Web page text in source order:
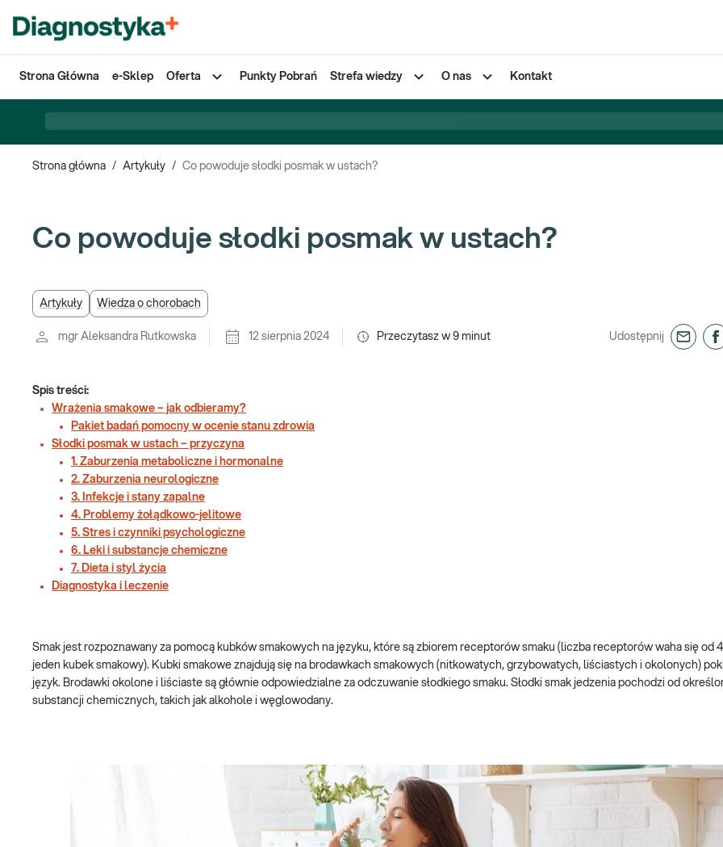
Strona Główna e-Sklep Oferta Punkty Pobrań Strefa wiedzy O nas Kontakt
Strona główna / Artykuły / Co powoduje słodki posmak w ustach?
Co powoduje słodki posmak w ustach?
Artykuły Wiedza o chorobach
mgr Aleksandra Rutkowska 12 sierpnia 2024 Przeczytasz w 9 minut Udostępnij
Spis treści:
Wrażenia smakowe – jak odbieramy?
Pakiet badań pomocny w ocenie stanu zdrowia
Słodki posmak w ustach – przyczyna
1. Zaburzenia metaboliczne i hormonalne
2. Zaburzenia neurologiczne
3. Infekcje i stany zapalne
4. Problemy żołądkowo-jelitowe
5. Stres i czynniki psychologiczne
6. Leki i substancje chemiczne
7. Dieta i styl życia
Diagnostyka i leczenie
Smak jest rozpoznawany za pomocą kubków smakowych na języku, które są zbiorem receptorów smaku (liczba receptorów waha się od
jeden kubek smakowy). Kubki smakowe znajdują się na brodawkach smakowych (nitkowatych, grzybowatych, liściastych i okolonych)
język. Brodawki okolone i liściaste są głównie odpowiedzialne za odczuwanie słodkiego smaku. Słodki smak jedzenia pochodzi od
substancji chemicznych, takich jak alkohole i węglowodany.